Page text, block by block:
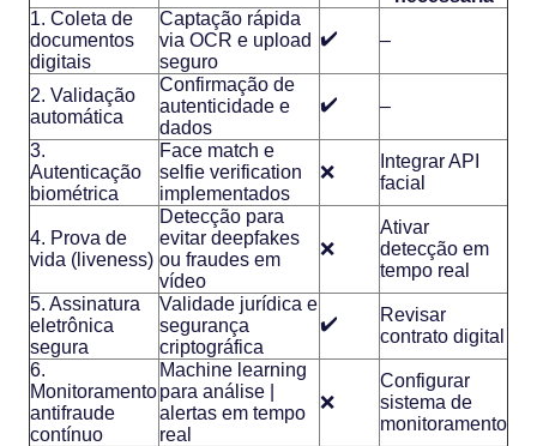
1. Coleta de
documentos
digitais
Captação rápida
via OCR e upload
seguro
✔️ –
2. Validação
automática
Confirmação de
autenticidade e
dados
✔️ –
3.
Autenticação
biométrica
Face match e
selfie verification
implementados
❌
Integrar API
facial
4. Prova de
vida (liveness)
Detecção para
evitar deepfakes
ou fraudes em
vídeo
❌
Ativar
detecção em
tempo real
5. Assinatura
eletrônica
segura
Validade jurídica e
segurança
criptográfica
✔️
Revisar
contrato digital
6.
Monitoramento
antifraude
contínuo
Machine learning
para análise |
alertas em tempo
real
❌
Configurar
sistema de
monitoramento